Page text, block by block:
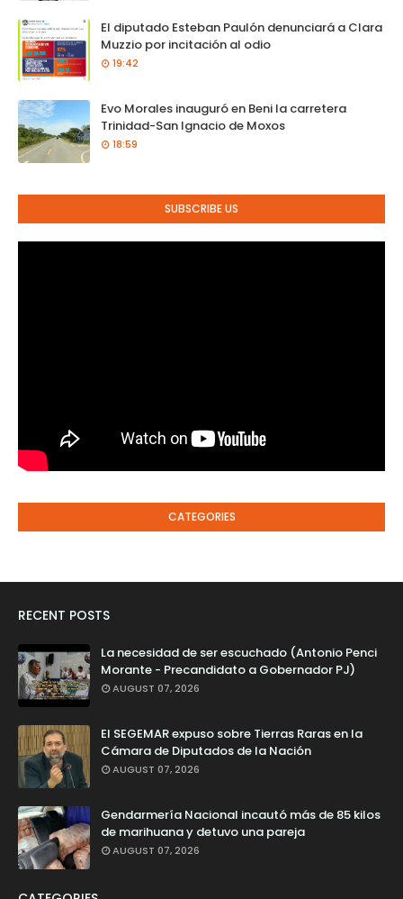
El diputado Esteban Paulón denunciará a Clara
Muzzio por incitación al odio
19:42
Evo Morales inauguró en Beni la carretera
Trinidad-San Ignacio de Moxos
18:59
SUBSCRIBE US
CATEGORIES
RECENT POSTS
La necesidad de ser escuchado (Antonio Penci
Morante - Precandidato a Gobernador PJ)
AUGUST 07, 2026
El SEGEMAR expuso sobre Tierras Raras en la
Cámara de Diputados de la Nación
AUGUST 07, 2026
Gendarmería Nacional incautó más de 85 kilos
de marihuana y detuvo una pareja
AUGUST 07, 2026